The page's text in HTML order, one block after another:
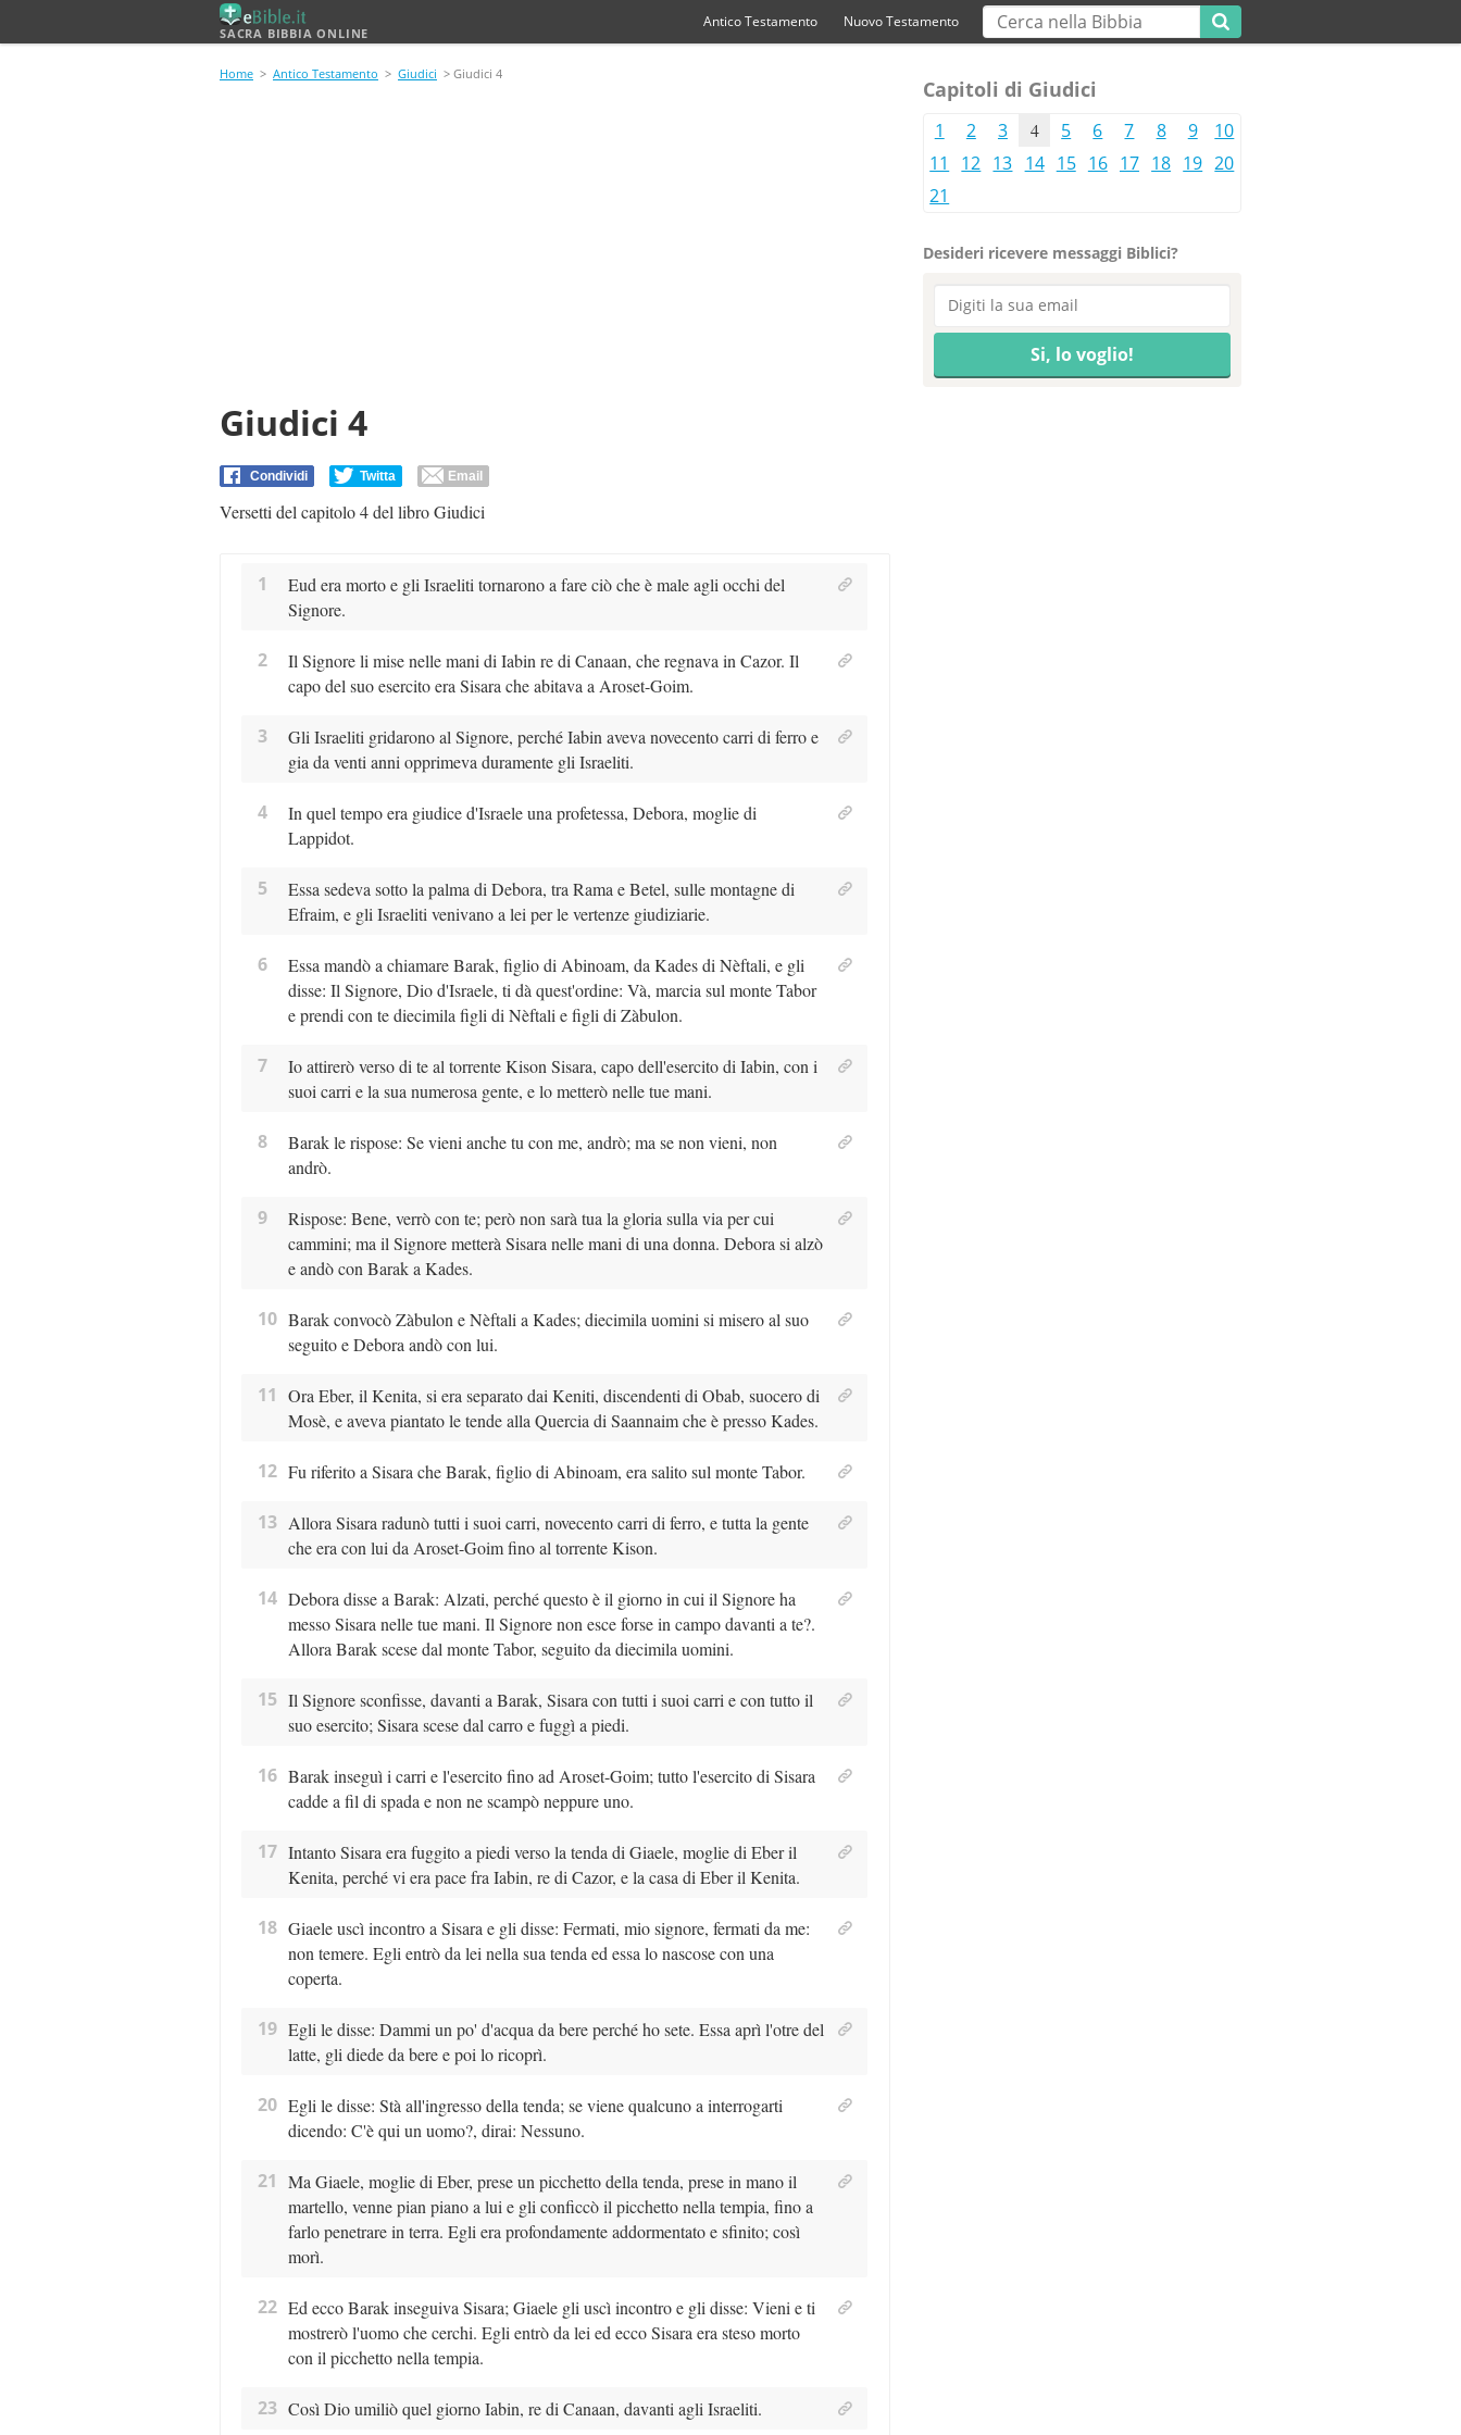
SACRA BIBBIA ONLINE
Antico Testamento Nuovo Testamento
Home > Antico Testamento > Giudici > Giudici 4
Giudici 4
Condividi Twitta Email
Versetti del capitolo 4 del libro Giudici
1
Eud era morto e gli Israeliti tornarono a fare ciò che è male agli occhi del
Signore.
2
Il Signore li mise nelle mani di Iabin re di Canaan, che regnava in Cazor. Il
capo del suo esercito era Sisara che abitava a Aroset-Goim.
3
Gli Israeliti gridarono al Signore, perché Iabin aveva novecento carri di ferro e
gia da venti anni opprimeva duramente gli Israeliti.
4
In quel tempo era giudice d'Israele una profetessa, Debora, moglie di
Lappidot.
5
Essa sedeva sotto la palma di Debora, tra Rama e Betel, sulle montagne di
Efraim, e gli Israeliti venivano a lei per le vertenze giudiziarie.
6
Essa mandò a chiamare Barak, figlio di Abinoam, da Kades di Nèftali, e gli
disse: Il Signore, Dio d'Israele, ti dà quest'ordine: Và, marcia sul monte Tabor
e prendi con te diecimila figli di Nèftali e figli di Zàbulon.
7
Io attirerò verso di te al torrente Kison Sisara, capo dell'esercito di Iabin, con i
suoi carri e la sua numerosa gente, e lo metterò nelle tue mani.
8
Barak le rispose: Se vieni anche tu con me, andrò; ma se non vieni, non
andrò.
9
Rispose: Bene, verrò con te; però non sarà tua la gloria sulla via per cui
cammini; ma il Signore metterà Sisara nelle mani di una donna. Debora si alzò
e andò con Barak a Kades.
10 Barak convocò Zàbulon e Nèftali a Kades; diecimila uomini si misero al suo
seguito e Debora andò con lui.
11 Ora Eber, il Kenita, si era separato dai Keniti, discendenti di Obab, suocero di
Mosè, e aveva piantato le tende alla Quercia di Saannaim che è presso Kades.
12 Fu riferito a Sisara che Barak, figlio di Abinoam, era salito sul monte Tabor.
13 Allora Sisara radunò tutti i suoi carri, novecento carri di ferro, e tutta la gente
che era con lui da Aroset-Goim fino al torrente Kison.
14 Debora disse a Barak: Alzati, perché questo è il giorno in cui il Signore ha
messo Sisara nelle tue mani. Il Signore non esce forse in campo davanti a te?.
Allora Barak scese dal monte Tabor, seguito da diecimila uomini.
15 Il Signore sconfisse, davanti a Barak, Sisara con tutti i suoi carri e con tutto il
suo esercito; Sisara scese dal carro e fuggì a piedi.
16 Barak inseguì i carri e l'esercito fino ad Aroset-Goim; tutto l'esercito di Sisara
cadde a fil di spada e non ne scampò neppure uno.
17 Intanto Sisara era fuggito a piedi verso la tenda di Giaele, moglie di Eber il
Kenita, perché vi era pace fra Iabin, re di Cazor, e la casa di Eber il Kenita.
18 Giaele uscì incontro a Sisara e gli disse: Fermati, mio signore, fermati da me:
non temere. Egli entrò da lei nella sua tenda ed essa lo nascose con una
coperta.
19 Egli le disse: Dammi un po' d'acqua da bere perché ho sete. Essa aprì l'otre del
latte, gli diede da bere e poi lo ricoprì.
20 Egli le disse: Stà all'ingresso della tenda; se viene qualcuno a interrogarti
dicendo: C'è qui un uomo?, dirai: Nessuno.
21 Ma Giaele, moglie di Eber, prese un picchetto della tenda, prese in mano il
martello, venne pian piano a lui e gli conficcò il picchetto nella tempia, fino a
farlo penetrare in terra. Egli era profondamente addormentato e sfinito; così
morì.
22 Ed ecco Barak inseguiva Sisara; Giaele gli uscì incontro e gli disse: Vieni e ti
mostrerò l'uomo che cerchi. Egli entrò da lei ed ecco Sisara era steso morto
con il picchetto nella tempia.
23 Così Dio umiliò quel giorno Iabin, re di Canaan, davanti agli Israeliti.
Capitoli di Giudici
1 2 3 4 5 6 7 8 9
10
11
12 13 14 15 16 17 18 19 20
21
Desideri ricevere messaggi Biblici?